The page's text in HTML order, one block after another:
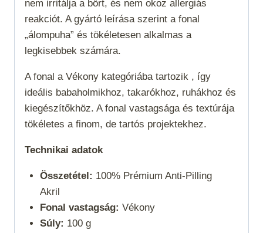
nem irritálja a bőrt, és nem okoz allergiás
reakciót. A gyártó leírása szerint a fonal
„álompuha” és tökéletesen alkalmas a
legkisebbek számára.
A fonal a Vékony kategóriába tartozik , így
ideális babaholmikhoz, takarókhoz, ruhákhoz és
kiegészítőkhöz. A fonal vastagsága és textúrája
tökéletes a finom, de tartós projektekhez.
Technikai adatok
Összetétel: 100% Prémium Anti-Pilling
Akril
Fonal vastagság: Vékony
Súly: 100 g